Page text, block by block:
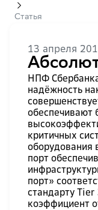
Статья
13 апреля
НПФ
надёжность
обеспечивают
критичных
порт
порт»
стандарту Tier
коэффициент